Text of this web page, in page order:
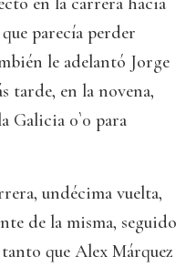
parecía perder
le adelantó Jorge
tarde, en la novena,
Galicia 0`0 para
undécima vuelta,
de la misma, seguido
que Alex Márquez